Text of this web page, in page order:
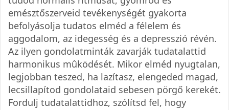
emésztőszerveid tevékenységét gyakorta
befolyásolja tudatos elméd a félelem és
aggodalom, az idegesség és a depresszió révén.
Az ilyen gondolatminták zavarják tudatalattid
harmonikus mûködését. Mikor elméd nyugtalan,
legjobban teszed, ha lazítasz, elengeded magad,
lecsillapítod gondolataid sebesen pörgő kerekét.
Fordulj tudatalattidhoz, szólítsd fel, hogy